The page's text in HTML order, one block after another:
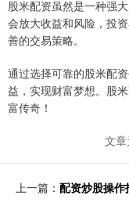
股米配资虽然是一种强
会放大收益和风险，投
善的交易策略。
通过选择可靠的股米配
益，实现财富梦想。股
富传奇！
文
上一篇： 配资炒股操